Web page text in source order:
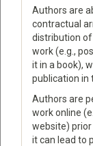
Authors are
contractual
distribution
work (e.g.,
it in a book),
publication in
Authors are
work online
website) prior
it can lead to